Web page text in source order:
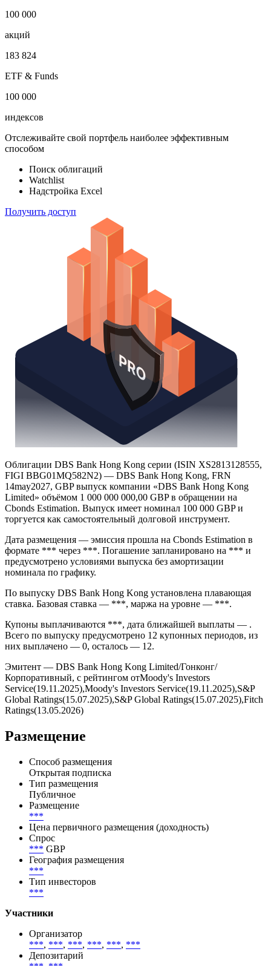
1 000 000
облигаций
100 000
акций
183 824
ETF & Funds
100 000
Отслеживайте свой портфель наиболее эффективным
способом
Поиск облигаций
Надстройка Excel
Получить доступ
Облигации DBS Bank Hong Kong серии (ISIN XS2813128555,
FIGI BBG01MQ582N2) — DBS Bank Hong Kong, FRN
Limited» объёмом 1 000 000 000,00 GBP в обращении на
Cbonds Estimation. Выпуск имеет номинал 100 000 GBP и
торгуется как самостоятельный долговой инструмент.
формате *** через ***. Погашение запланировано на *** и
предусмотрено условиями выпуска без амортизации
По выпуску DBS Bank Hong Kong установлена плавающая
ставка. Базовая ставка — ***, маржа на уровне — ***.
Купоны выплачиваются ***, дата ближайшей выплаты — .
Всего по выпуску предусмотрено 12 купонных периодов, из
них выплачено — 0, осталось — 12.
Эмитент — DBS Bank Hong Kong Limited/Гонконг/
Service(19.11.2025),Moody's Investors Service(19.11.2025),S&P
Global Ratings(15.07.2025),S&P Global Ratings(15.07.2025),Fitch
Размещение
Способ размещения
Открытая подписка
Тип размещения
Публичное
Размещение
***
Цена первичного размещения (доходность)
Спрос
***
***
***
Участники